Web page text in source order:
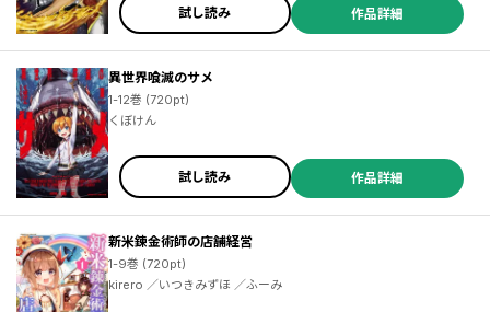
試し読み 作品詳細
異世界喰滅のサメ
1-12巻 (720pt)
くぼけん
試し読み 作品詳細
新米錬金術師の店舗経営
1-9巻 (720pt)
kirero ／いつきみずほ ／ふーみ